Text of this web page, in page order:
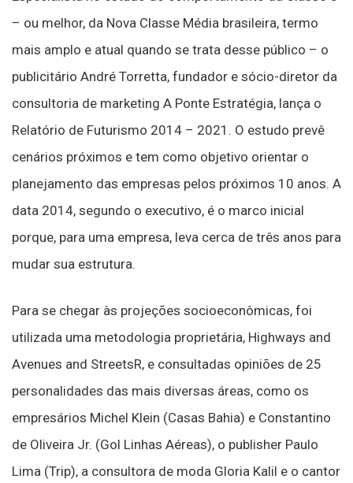
– ou melhor, da Nova Classe Média brasileira, termo
mais amplo e atual quando se trata desse público – o
publicitário André Torretta, fundador e sócio-diretor da
consultoria de marketing A Ponte Estratégia, lança o
Relatório de Futurismo 2014 – 2021. O estudo prevê
cenários próximos e tem como objetivo orientar o
planejamento das empresas pelos próximos 10 anos. A
data 2014, segundo o executivo, é o marco inicial
porque, para uma empresa, leva cerca de três anos para
mudar sua estrutura.
Para se chegar às projeções socioeconômicas, foi
utilizada uma metodologia proprietária, Highways and
Avenues and StreetsR, e consultadas opiniões de 25
personalidades das mais diversas áreas, como os
empresários Michel Klein (Casas Bahia) e Constantino
de Oliveira Jr. (Gol Linhas Aéreas), o publisher Paulo
Lima (Trip), a consultora de moda Gloria Kalil e o cantor